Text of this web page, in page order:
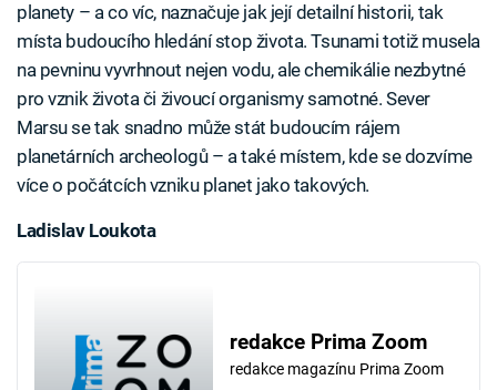
planety – a co víc, naznačuje jak její detailní historii, tak
místa budoucího hledání stop života. Tsunami totiž musela
na pevninu vyvrhnout nejen vodu, ale chemikálie nezbytné
pro vznik života či živoucí organismy samotné. Sever
Marsu se tak snadno může stát budoucím rájem
planetárních archeologů – a také místem, kde se dozvíme
více o počátcích vzniku planet jako takových.
Ladislav Loukota
redakce Prima Zoom
redakce magazínu Prima Zoom